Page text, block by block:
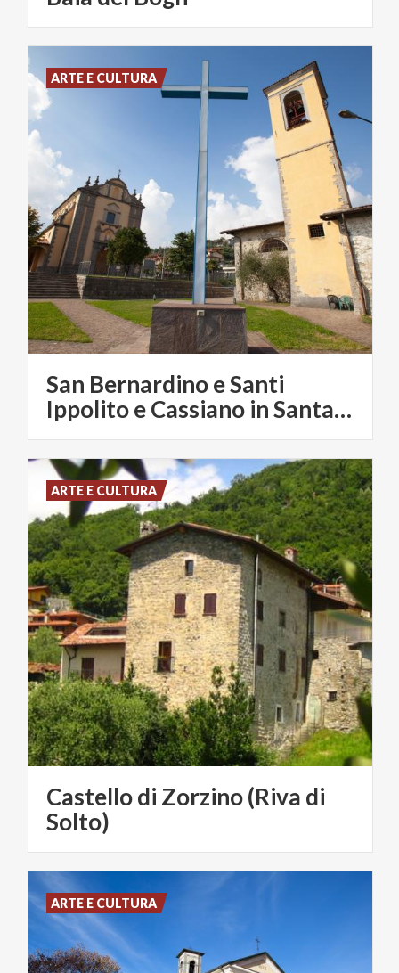
San Bernardino e Santi
Ippolito e Cassiano in Santa Croce
ARTE E CULTURA
Castello di Zorzino (Riva di
Solto)
ARTE E CULTURA
ARTE E CULTURA